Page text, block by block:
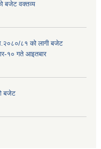
बजेट वक्तव्य
८१ को लागी बजेट
१० गते आइतबार
बजेट